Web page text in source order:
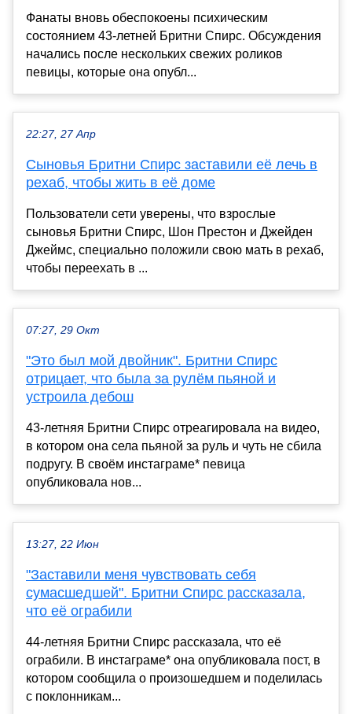
Фанаты вновь обеспокоены психическим
состоянием 43-летней Бритни Спирс. Обсуждения
начались после нескольких свежих роликов
певицы, которые она опубл...
22:27, 27 Апр
Сыновья Бритни Спирс заставили её лечь в
рехаб, чтобы жить в её доме
Пользователи сети уверены, что взрослые
сыновья Бритни Спирс, Шон Престон и Джейден
Джеймс, специально положили свою мать в рехаб,
чтобы переехать в ...
07:27, 29 Окт
"Это был мой двойник". Бритни Спирс
отрицает, что была за рулём пьяной и
устроила дебош
43-летняя Бритни Спирс отреагировала на видео,
в котором она села пьяной за руль и чуть не сбила
подругу. В своём инстаграме* певица
опубликовала нов...
13:27, 22 Июн
"Заставили меня чувствовать себя
сумасшедшей". Бритни Спирс рассказала,
что её ограбили
44-летняя Бритни Спирс рассказала, что её
ограбили. В инстаграме* она опубликовала пост, в
котором сообщила о произошедшем и поделилась
с поклонникам...